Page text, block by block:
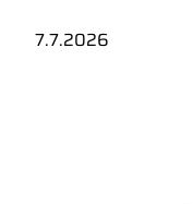
7.7.2026